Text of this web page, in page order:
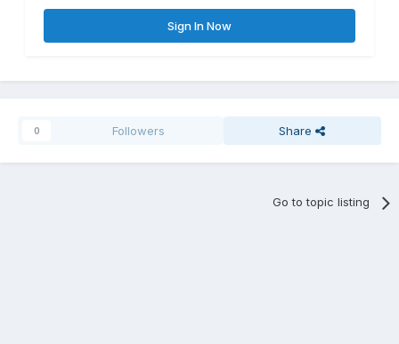
Sign In Now
Share
Followers
0
Go to topic listing